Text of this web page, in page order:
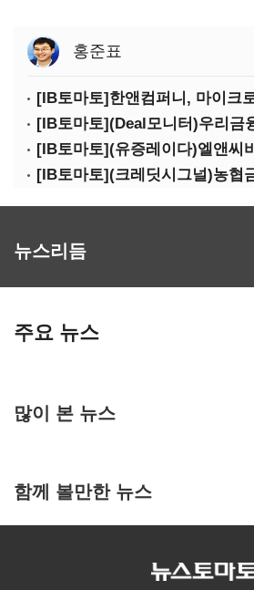
홍준표
뉴스리듬
주요 뉴스
많이 본 뉴스
함께 볼만한 뉴스